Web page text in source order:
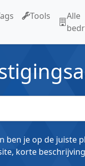
Tools
Alle
je op de juiste
korte